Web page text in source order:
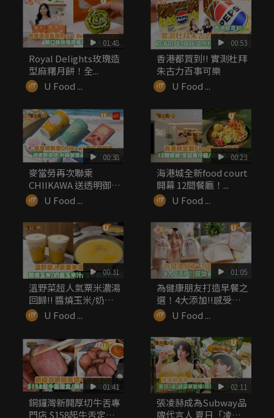
01:48
Royal Delights玫瑰造
型麻糬月餅！全...
U Food ...
00:53
香港都買到!! 實測杜拜
朱古力百事可樂
U Food ...
00:38
麥當勞再次聯乘
CHIIKAWA 送透明御
守！升級... U Food ...
00:23
海港城全新food court
開幕 12間餐廳！...
U Food ...
00:31
溫野菜超人氣粟米濃湯
回歸!! 醬燒玉米/奶蓋
玉米...
U Food ...
01:05
為健康朋友打造早餐之
選！4大添加!!感受最
自然之味
U Food ...
01:41
銅鑼灣新開厚切牛舌專
門店 $158起牛舌定食/
02:11
張凌赫成為Subway品
牌代言人 夏日「凌」